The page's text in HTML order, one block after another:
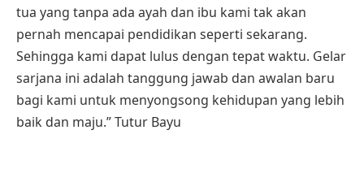
tua yang tanpa ada ayah dan ibu kami tak akan
pernah mencapai pendidikan seperti sekarang.
Sehingga kami dapat lulus dengan tepat waktu. Gelar
sarjana ini adalah tanggung jawab dan awalan baru
bagi kami untuk menyongsong kehidupan yang lebih
baik dan maju.” Tutur Bayu